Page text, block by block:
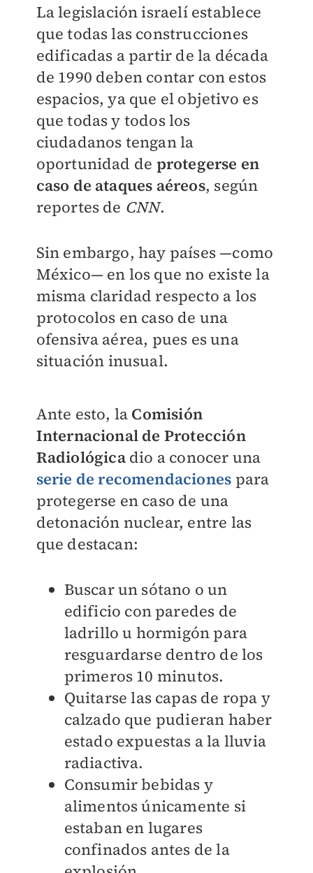
La legislación israelí establece
que todas las construcciones
edificadas a partir de la década
de 1990 deben contar con estos
espacios, ya que el objetivo es
que todas y todos los
ciudadanos tengan la
oportunidad de protegerse en
caso de ataques aéreos, según
reportes de CNN.
Sin embargo, hay países —como
México— en los que no existe la
misma claridad respecto a los
protocolos en caso de una
ofensiva aérea, pues es una
situación inusual.
Ante esto, la Comisión
Internacional de Protección
Radiológicadio a conocer una
serie de recomendaciones para
protegerse en caso de una
detonación nuclear, entre las
que destacan:
Buscar un sótano o un
edificio con paredes de
ladrillo u hormigón para
resguardarse dentro de los
primeros 10 minutos.
Quitarse las capas de ropa y
calzado que pudieran haber
estado expuestas a la lluvia
radiactiva.
Consumir bebidas y
alimentos únicamente si
estaban en lugares
confinados antes de la